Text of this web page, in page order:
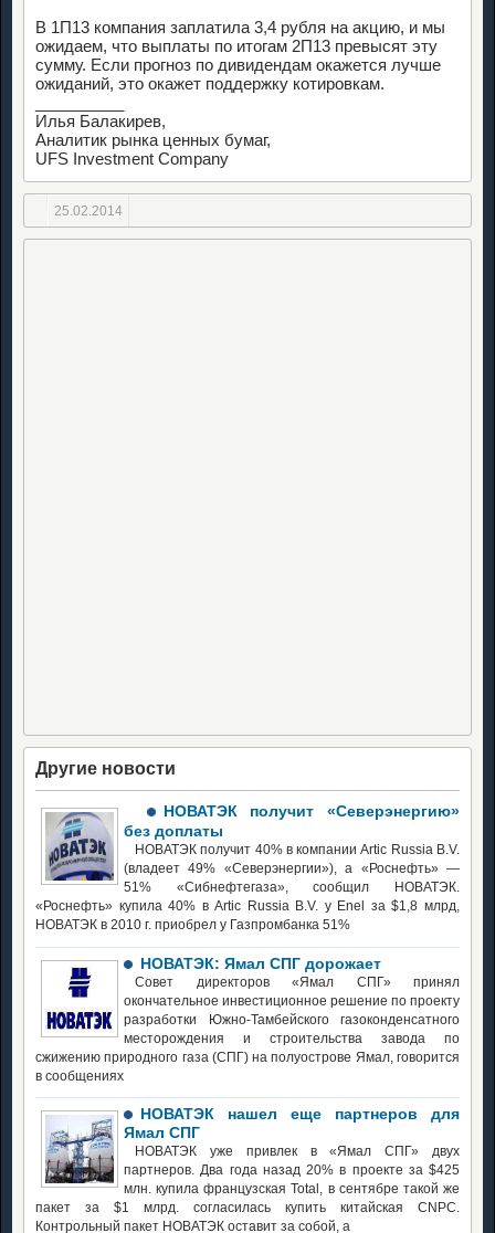
В 1П13 компания заплатила 3,4 рубля на акцию, и мы
ожидаем, что выплаты по итогам 2П13 превысят эту
сумму. Если прогноз по дивидендам окажется лучше
ожиданий, это окажет поддержку котировкам.
Илья Балакирев,
Аналитик рынка ценных бумаг,
UFS Investment Company
25.02.2014
Другие новости
НОВАТЭК получит «Северэнергию»
без доплаты
НОВАТЭК получит 40% в компании Artic Russia B.V.
(владеет 49% «Северэнергии»), а «Роснефть» —
51% «Сибнефтегаза», сообщил НОВАТЭК.
«Роснефть» купила 40% в Artic Russia B.V. у Enel за $1,8 млрд,
НОВАТЭК в 2010 г. приобрел у Газпромбанка 51%
НОВАТЭК: Ямал СПГ дорожает
Совет директоров «Ямал СПГ» принял
окончательное инвестиционное решение по проекту
разработки Южно-Тамбейского газоконденсатного
месторождения и строительства завода по
сжижению природного газа (СПГ) на полуострове Ямал, говорится
в сообщениях
НОВАТЭК нашел еще партнеров для
Ямал СПГ
НОВАТЭК уже привлек в «Ямал СПГ» двух
партнеров. Два года назад 20% в проекте за $425
млн. купила французская Total, в сентябре такой же
пакет за $1 млрд. согласилась купить китайская CNPC.
Контрольный пакет НОВАТЭК оставит за собой, а